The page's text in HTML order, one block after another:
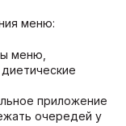
меню:
меню,
приложение
очередей у